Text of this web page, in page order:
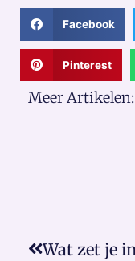
Facebook
Pinterest
Meer Artikelen: